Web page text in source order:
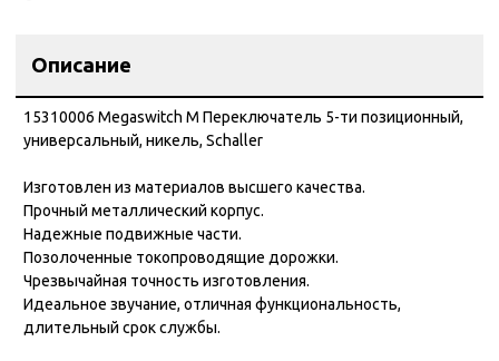
Описание
15310006 Megaswitch М Переключатель 5-ти позиционный,
универсальный, никель, Schaller
Изготовлен из материалов высшего качества.
Прочный металлический корпус.
Надежные подвижные части.
Позолоченные токопроводящие дорожки.
Чрезвычайная точность изготовления.
Идеальное звучание, отличная функциональность,
длительный срок службы.